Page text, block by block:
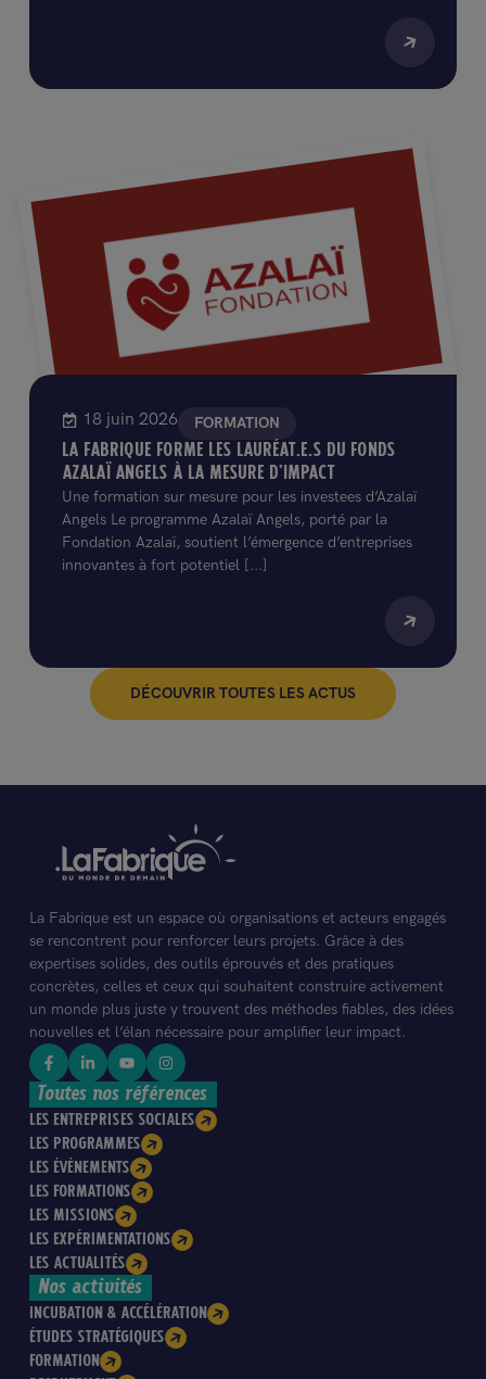
18 juin 2026 FORMATION
LA FABRIQUE FORME LES LAURÉAT.E.S DU FONDS
AZALAÏ ANGELS À LA MESURE D’IMPACT
Une formation sur mesure pour les investees d’Azalaï
Angels Le programme Azalaï Angels, porté par la
Fondation Azalaï, soutient l’émergence d’entreprises
innovantes à fort potentiel [...]
DÉCOUVRIR TOUTES LES ACTUS
La Fabrique est un espace où organisations et acteurs engagés
se rencontrent pour renforcer leurs projets. Grâce à des
expertises solides, des outils éprouvés et des pratiques
concrètes, celles et ceux qui souhaitent construire activement
un monde plus juste y trouvent des méthodes fiables, des idées
nouvelles et l’élan nécessaire pour amplifier leur impact.
Toutes nos références
LES ENTREPRISES SOCIALES
LES PROGRAMMES
LES ÉVÉNEMENTS
LES FORMATIONS
LES MISSIONS
LES EXPÉRIMENTATIONS
LES ACTUALITÉS
Nos activités
INCUBATION & ACCÉLÉRATION
ÉTUDES STRATÉGIQUES
FORMATION